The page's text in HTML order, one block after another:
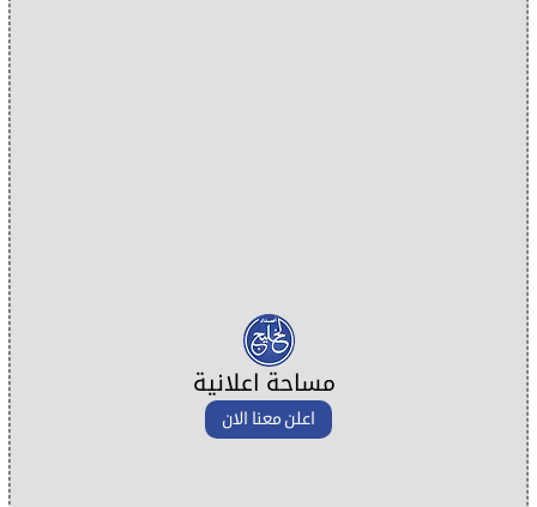
مساحة اعلانية
اعلن معنا الان